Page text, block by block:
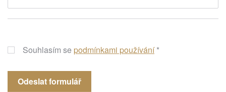
Souhlasím se podmínkami používání*